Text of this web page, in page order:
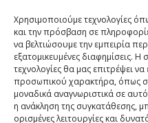
Χρησιμοποιούμε τεχνολογίες
και την πρόσβαση σε
να βελτιώσουμε την εμπειρία
εξατομικευμένες διαφημίσεις. Η
τεχνολογίες θα μας επιτρέψει
προσωπικού χαρακτήρα, όπως
μοναδικά αναγνωριστικά σε
η ανάκληση της συγκατάθεσης,
ορισμένες λειτουργίες και